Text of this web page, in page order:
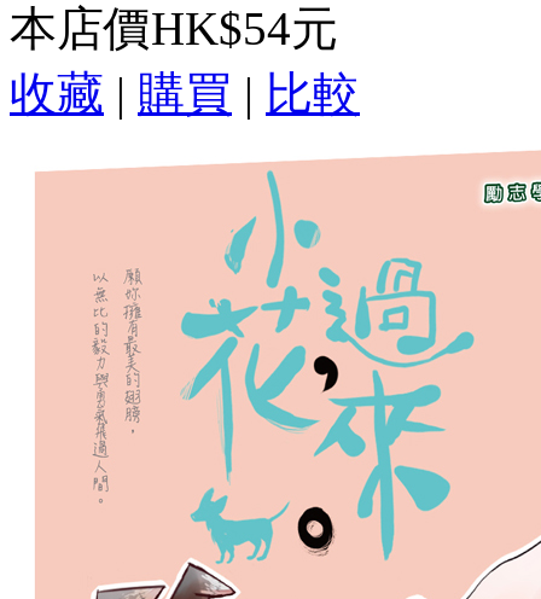
本店價HK$54元
收藏 | 購買 | 比較